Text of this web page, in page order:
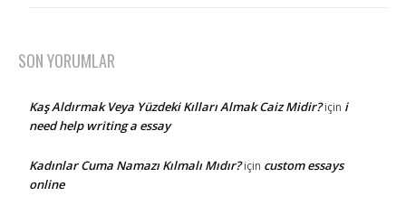
SON YORUMLAR
Kaş Aldırmak Veya Yüzdeki Kılları Almak Caiz Midir?için i
need help writing a essay
Kadınlar Cuma Namazı Kılmalı Mıdır?için custom essays
online